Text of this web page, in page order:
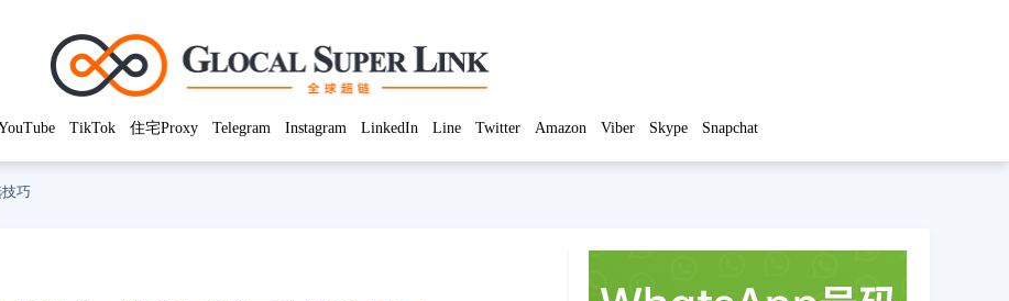
TikTok 住宅Proxy Telegram Instagram LinkedIn Line Twitter Amazon Viber Skype Snapchat
巧